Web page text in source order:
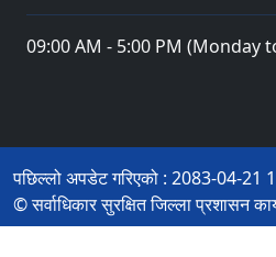
09:00 AM - 5:00 PM (Monday
पछिल्लो अपडेट गरिएको : 2083-04-21
© सर्वाधिकार सुरक्षित जिल्ला प्रशासन